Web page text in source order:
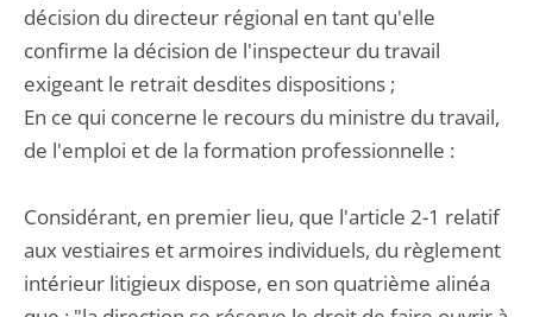
décision du directeur régional en tant qu'elle
confirme la décision de l'inspecteur du travail
exigeant le retrait desdites dispositions ;
En ce qui concerne le recours du ministre du travail,
de l'emploi et de la formation professionnelle :
Considérant, en premier lieu, que l'article 2-1 relatif
aux vestiaires et armoires individuels, du règlement
intérieur litigieux dispose, en son quatrième alinéa